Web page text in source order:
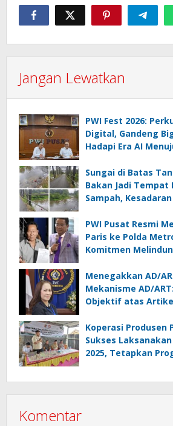
Jangan Lewatkan
PWI Fest 2026:
Digital, Gandeng
Hadapi Era AI
Sungai di Batas
Bakan Jadi Tempat
Sampah,
PWI Pusat Resmi
Paris ke Polda
Komitmen
Menegakkan AD/
Mekanisme AD/
Objektif atas
Melanggar Aturan”
Koperasi Produsen
Sukses
2025, Tetapkan
Komentar